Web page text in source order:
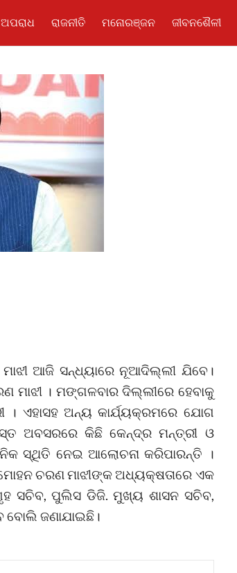
ଅପରାଧ ରାଜନୀତି ମନୋରଞ୍ଜନ ଜୀବନଶୈଳୀ
ଆଜି ସନ୍ଧ୍ୟାରେ ନୂଆଦିଲ୍ଲୀ ଯିବେ।
ମାଝୀ । ମଙ୍ଗଳବାର ଦିଲ୍ଲୀରେ ହେବାକୁ
ଏହାସହ ଅନ୍ୟ କାର୍ଯ୍ୟକ୍ରମରେ ଯୋଗ
ଅବସରରେ କିଛି କେନ୍ଦ୍ର ମନ୍ତ୍ରୀ ଓ
ସ୍ଥିତି ନେଇ ଆଲୋଚନା କରିପାରନ୍ତି ।
ଚରଣ ମାଝୀଙ୍କ ଅଧ୍ୟକ୍ଷତାରେ ଏକ
ସଚିବ, ପୁଲିସ ଡିଜି. ମୁଖ୍ୟ ଶାସନ ସଚିବ,
ଜଣାଯାଇଛି।